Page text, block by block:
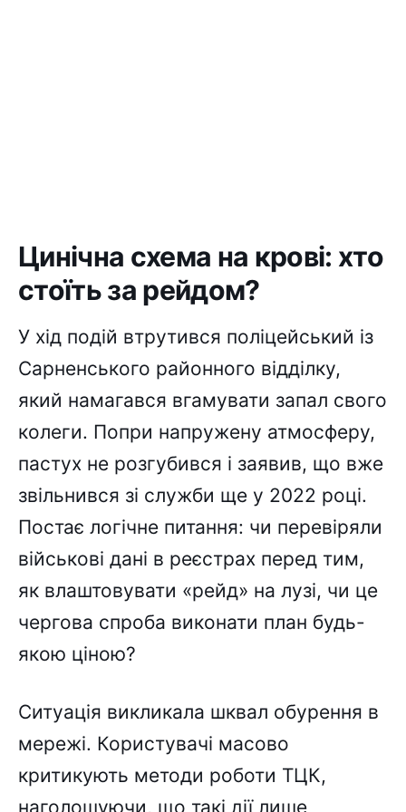
Цинічна схема на крові: хто
стоїть за рейдом?
У хід подій втрутився поліцейський із
Сарненського районного відділку,
який намагався вгамувати запал свого
колеги. Попри напружену атмосферу,
пастух не розгубився і заявив, що вже
звільнився зі служби ще у 2022 році.
Постає логічне питання: чи перевіряли
військові дані в реєстрах перед тим,
як влаштовувати «рейд» на лузі, чи це
чергова спроба виконати план будь-
якою ціною?
Ситуація викликала шквал обурення в
мережі. Користувачі масово
критикують методи роботи ТЦК,
наголошуючи, що такі дії лише